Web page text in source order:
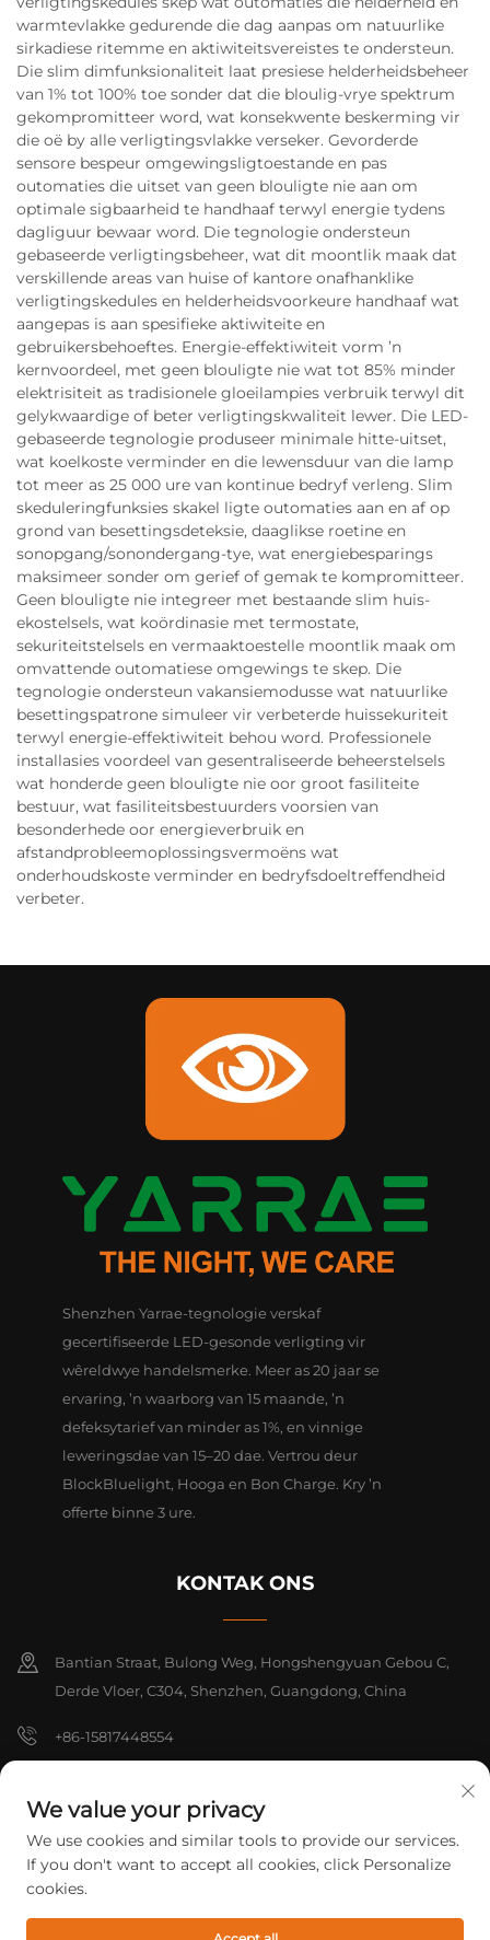
warmtevlakke gedurende die dag aanpas om natuurlike
sirkadiese ritemme en aktiwiteitsvereistes te ondersteun.
Die slim dimfunksionaliteit laat presiese helderheidsbeheer
van 1% tot 100% toe sonder dat die bloulig-vrye spektrum
gekompromitteer word, wat konsekwente beskerming vir
die oë by alle verligtingsvlakke verseker. Gevorderde
sensore bespeur omgewingsligtoestande en pas
outomaties die uitset van geen blouligte nie aan om
optimale sigbaarheid te handhaaf terwyl energie tydens
dagliguur bewaar word. Die tegnologie ondersteun
gebaseerde verligtingsbeheer, wat dit moontlik maak dat
verskillende areas van huise of kantore onafhanklike
verligtingskedules en helderheidsvoorkeure handhaaf wat
aangepas is aan spesifieke aktiwiteite en
gebruikersbehoeftes. Energie-effektiwiteit vorm ’n
kernvoordeel, met geen blouligte nie wat tot 85% minder
elektrisiteit as tradisionele gloeilampies verbruik terwyl dit
gelykwaardige of beter verligtingskwaliteit lewer. Die LED-
gebaseerde tegnologie produseer minimale hitte-uitset,
wat koelkoste verminder en die lewensduur van die lamp
tot meer as 25 000 ure van kontinue bedryf verleng. Slim
skeduleringfunksies skakel ligte outomaties aan en af op
grond van besettingsdeteksie, daaglikse roetine en
sonopgang/sonondergang-tye, wat energiebesparings
maksimeer sonder om gerief of gemak te kompromitteer.
Geen blouligte nie integreer met bestaande slim huis-
ekostelsels, wat koördinasie met termostate,
sekuriteitstelsels en vermaaktoestelle moontlik maak om
omvattende outomatiese omgewings te skep. Die
tegnologie ondersteun vakansiemodusse wat natuurlike
besettingspatrone simuleer vir verbeterde huissekuriteit
terwyl energie-effektiwiteit behou word. Professionele
installasies voordeel van gesentraliseerde beheerstelsels
wat honderde geen blouligte nie oor groot fasiliteite
bestuur, wat fasiliteitsbestuurders voorsien van
besonderhede oor energieverbruik en
afstandprobleemoplossingsvermoëns wat
onderhoudskoste verminder en bedryfsdoeltreffendheid
verbeter.
Shenzhen Yarrae-tegnologie verskaf
gecertifiseerde LED-gesonde verligting vir
wêreldwye handelsmerke. Meer as 20 jaar se
ervaring, ’n waarborg van 15 maande, ’n
defeksytarief van minder as 1%, en vinnige
leweringsdae van 15–20 dae. Vertrou deur
BlockBluelight, Hooga en Bon Charge. Kry ’n
offerte binne 3 ure.
KONTAK ONS
Bantian Straat, Bulong Weg, Hongshengyuan Gebou C,
Derde Vloer, C304, Shenzhen, Guangdong, China
+86-15817448554
Kopiereg © 2026 Shenzhen Yarrae Technology Co., Ltd. Beijing Alle
regte voorbehou. Privatheidbeleid
We value your privacy
We use cookies and similar tools to provide our services.
If you don't want to accept all cookies, click Personalize
cookies.